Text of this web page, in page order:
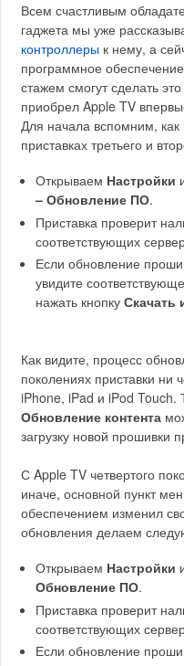
Всем счастливым
гаджета мы уже
контроллеры к нему, а
программное
стажем смогут сделать
приобрел Apple TV
Для начала вспомним,
приставках третьего и
Открываем Настройки
– Обновление ПО.
Приставка проверит
соответствующих
Если обновление
увидите
нажать кнопкуСкачать
Как видите, процесс
поколениях приставки ни
iPhone, iPad и iPod Touch.
Обновление контента
загрузку новой прошивки
С Apple TV четвертого
иначе, основной пункт
обеспечением изменил
обновления делаем
Открываем Настройки
Обновление ПО.
Приставка проверит
соответствующих
Если обновление